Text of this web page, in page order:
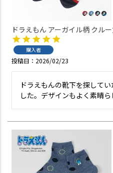
ドラえもん アーガイル柄 クル
日本製 02462117
購入者
投稿日 2026/02/23
ドラえもんの靴下を探して
した。デザインもよく素晴ら